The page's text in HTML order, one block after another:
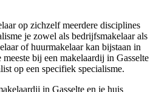
op zichzelf meerdere disciplines
je zowel als bedrijfsmakelaar als
of huurmakelaar kan bijstaan in
bij een makelaardij in Gasselte
op een specifiek specialisme.
in Gasselte en je huis